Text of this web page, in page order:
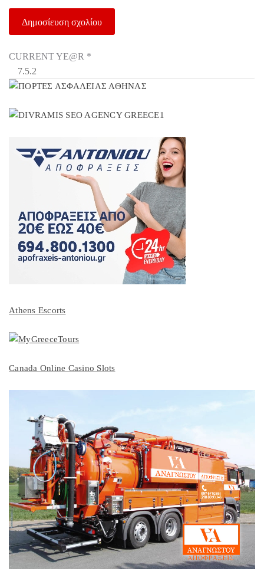
CURRENT YE@R *
Athens Escorts
Canada Online Casino Slots